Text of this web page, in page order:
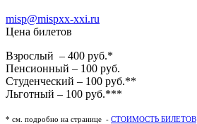
misp@mispxx-xxi.ru
Цена билетов
Взрослый – 400 руб.*
Пенсионный – 100 руб.
Студенческий – 100 руб.**
Льготный – 100 руб.***
* см. подробно на странице - СТОИМОСТЬ БИЛЕТОВ